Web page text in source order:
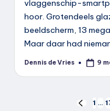
vlaggenschip-
hoor. Grotendeels
beeldscherm, 13
Maar daar had
Geplaatst
Dennis de Vries 9
VORIGE
1 …